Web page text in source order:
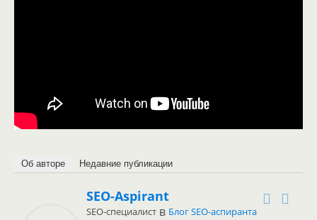
Об авторе Недавние публикации
SEO-Aspirant
SEO-специалист в Блог SEO-аспиранта